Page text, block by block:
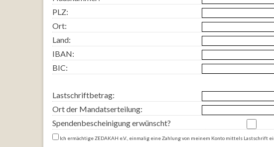
PLZ:
Ort:
Land:
IBAN:
BIC:
Lastschriftbetrag:
Ort der Mandatserteilung:
Spendenbescheinigung erwünscht?
Ich ermächtige ZEDAKAH e.V., einmalig eine Zahlung von meinem Konto mittels Lastschrift einzuziehen. Zugleich weise ich mein Kreditinstitut an, die von ZEDAKAH e.V. auf mein